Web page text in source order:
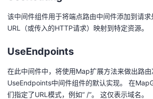
该中间件组件用于将端点路由中间件添加到请
URL（或传入的HTTP请求）映射到特定资源。
UseEndpoints
在此中间件中，将使用Map扩展方法来做出路
UseEndpoints中间件组件的默认实现。 在
们指定了URL模式，例如“ /”。 这仅表示域名。